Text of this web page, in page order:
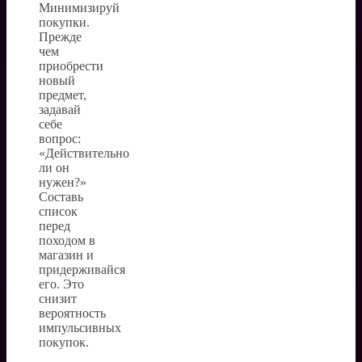
Минимизируй
покупки.
Прежде
чем
приобрести
новый
предмет,
задавай
себе
вопрос:
«Действительно
ли он
нужен?»
Составь
список
перед
походом в
магазин и
придерживайся
его. Это
снизит
вероятность
импульсивных
покупок.